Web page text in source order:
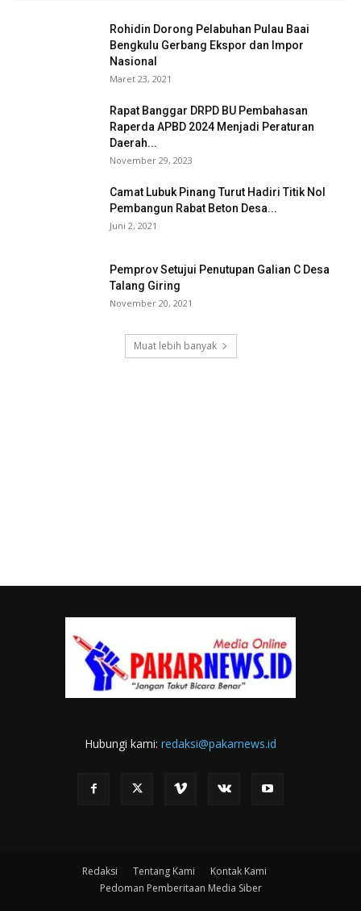
Rohidin Dorong Pelabuhan Pulau Baai
Bengkulu Gerbang Ekspor dan Impor
Nasional
Maret 23, 2021
Rapat Banggar DRPD BU Pembahasan
Raperda APBD 2024 Menjadi Peraturan
Daerah...
November 29, 2023
Camat Lubuk Pinang Turut Hadiri Titik Nol
Pembangun Rabat Beton Desa...
Juni 2, 2021
Pemprov Setujui Penutupan Galian C Desa
Talang Giring
November 20, 2021
Muat lebih banyak
Hubungi kami: redaksi@pakarnews.id
Redaksi Tentang Kami
Kontak Kami
Pedoman Pemberitaan Media Siber